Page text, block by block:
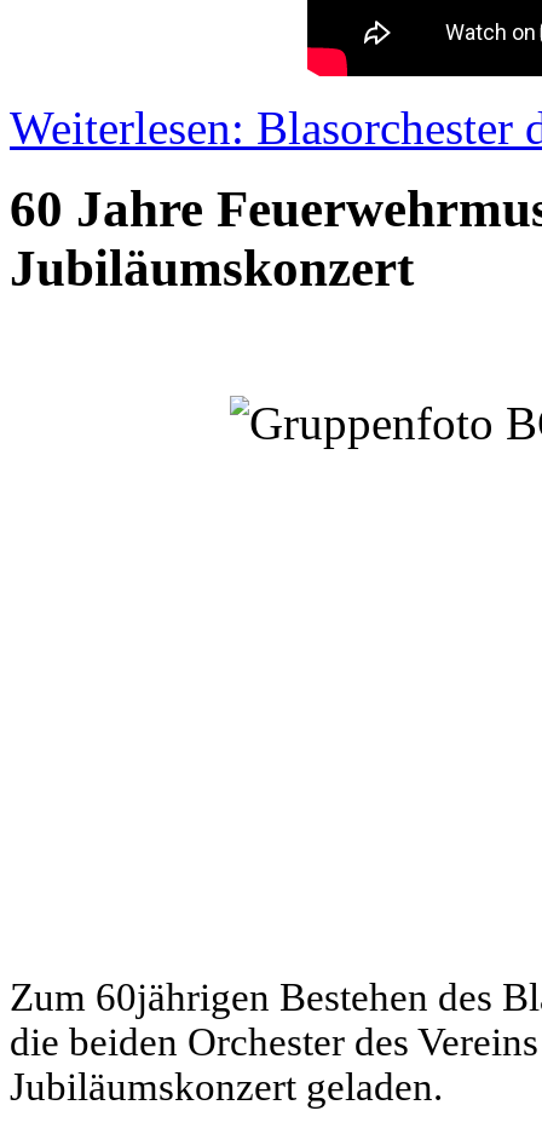
Weiterlesen: Blasorchester
60 Jahre
Jubiläumskonzert
Zum 60jährigen Bestehen des
die beiden Orchester des
Jubiläumskonzert geladen.